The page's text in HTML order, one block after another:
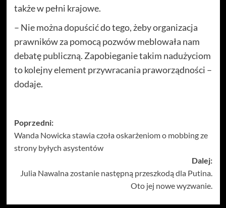
także w pełni krajowe.
– Nie można dopuścić do tego, żeby organizacja
prawników za pomocą pozwów meblowała nam
debatę publiczną. Zapobieganie takim nadużyciom
to kolejny element przywracania praworządności –
dodaje.
Zobacz
wpisy
Poprzedni:
Wanda Nowicka stawia czoła oskarżeniom o mobbing ze
strony byłych asystentów
Dalej:
Julia Nawalna zostanie następną przeszkodą dla Putina.
Oto jej nowe wyzwanie.